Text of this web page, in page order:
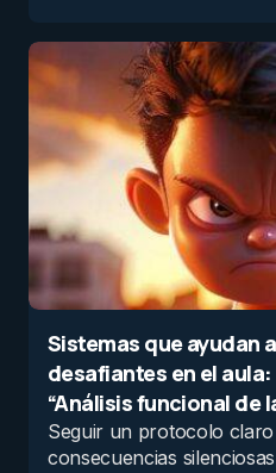
Sistemas que ayudan
desafiantes en el
“Análisis funcional de
Seguir un protocolo
consecuencias